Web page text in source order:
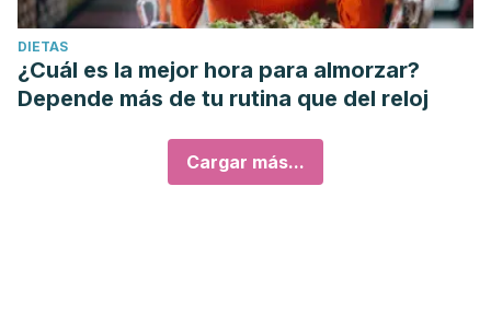
DIETAS
¿Cuál es la mejor hora para almorzar?
Depende más de tu rutina que del reloj
Cargar más...